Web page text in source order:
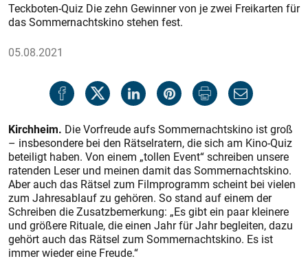
Teckboten-Quiz Die zehn Gewinner von je zwei Freikarten für
das Sommernachtskino stehen fest.
05.08.2021
Kirchheim. Die Vorfreude aufs Sommernachtskino ist groß
– insbesondere bei den Rätselratern, die sich am Kino-Quiz
beteiligt haben. Von einem „tollen Event“ schreiben unsere
ratenden Leser und meinen damit das Sommernachtskino.
Aber auch das Rätsel zum Filmprogramm scheint bei vielen
zum Jahresablauf zu gehören. So stand auf einem der
Schreiben die Zusatzbemerkung: „Es gibt ein paar kleinere
und größere Rituale, die einen Jahr für Jahr begleiten, dazu
gehört auch das Rätsel zum Sommernachtskino. Es ist
immer wieder eine Freude.“